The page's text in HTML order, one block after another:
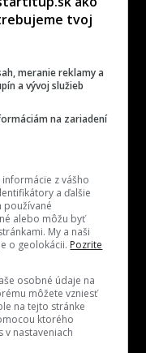
Cenník
Nahlásiť
chybu
tvoj
meranie reklamy a
a vývoj služieb
na zariadení
z vášho
a ďalšie
používané
alebo môžu byť
My a naši
o geolokácii. Pozrite
osobné údaje na
môžete vzniesť
na tejto stránke
ktorého
nastaveniach